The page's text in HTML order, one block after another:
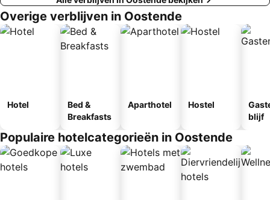
Overige verblijven in Oostende
Hotel
Bed &
Breakfasts
Aparthotel Hostel
blijf
Populaire hotelcategorieën in Oostende